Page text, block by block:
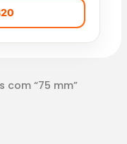
“75 mm”